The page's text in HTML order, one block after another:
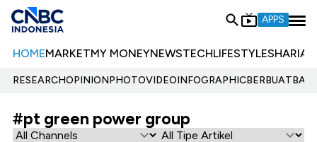
APPS
HOMEMARKETMY MONEYNEWSTECHLIFESTYLESHARIA
RESEARCHOPINIONPHOTOVIDEOINFOGRAPHIC
#pt green power group